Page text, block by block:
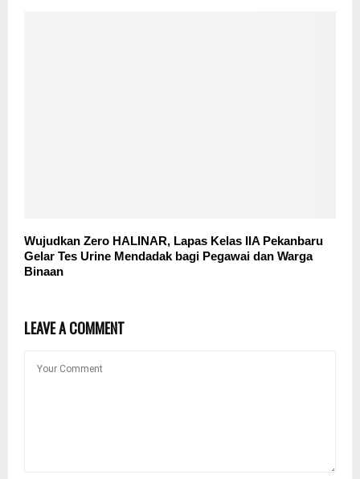
Wujudkan Zero HALINAR, Lapas Kelas IIA Pekanbaru
Gelar Tes Urine Mendadak bagi Pegawai dan Warga
Binaan
LEAVE A COMMENT